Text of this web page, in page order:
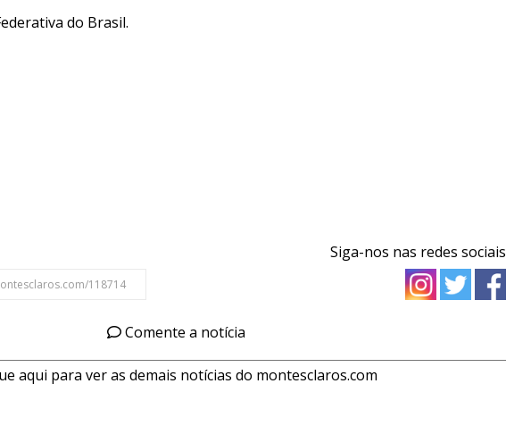
do Brasil.
Siga-nos nas redes sociais
Comente a notícia
aqui para ver as demais notícias do montesclaros.com